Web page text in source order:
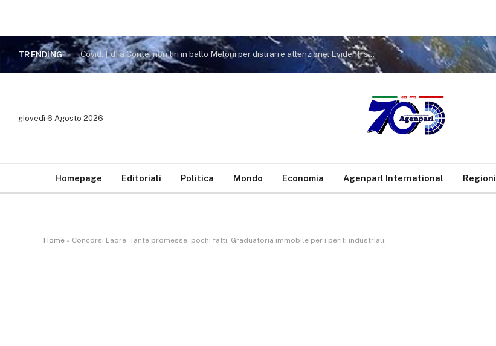
TRENDING Covid. FdI a Conte: non tiri in ballo Meloni per distrarre attenzione. Evidenti sue responsabilità nella gestione pandemia
giovedì 6 Agosto 2026
Homepage Editoriali Politica Mondo Economia Agenparl International Regioni
Home » Concorsi Laore. Tante promesse, pochi fatti. Graduatoria immobile per i periti industriali.